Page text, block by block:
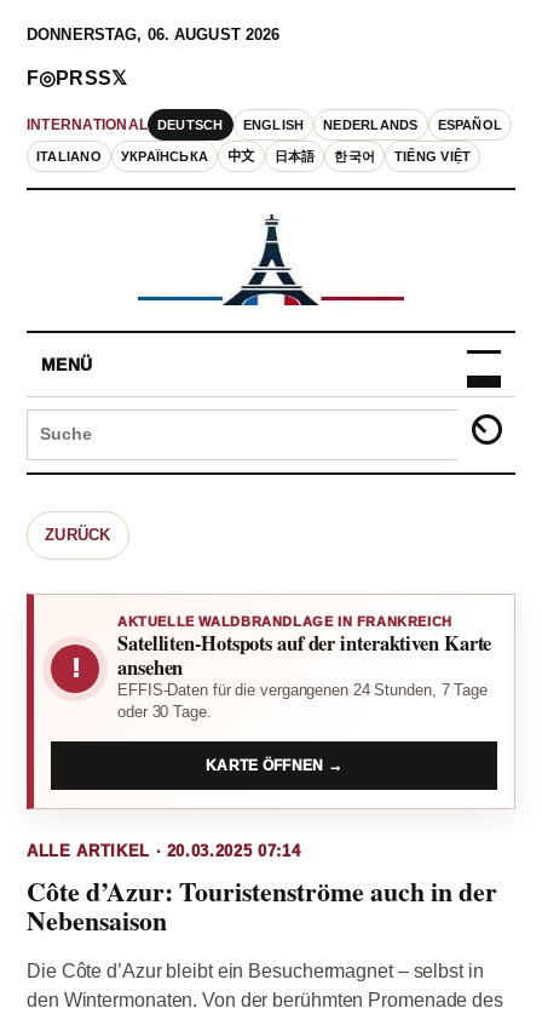
DONNERSTAG, 06. AUGUST 2026
INTERNATIONAL DEUTSCH ENGLISH NEDERLANDS ESPAÑOL
ITALIANO УКРАЇНСЬКА 中文 日本語 한국어 TIẾNG VIỆT
F◎PRSS𝕏
MENÜ
ZURÜCK
!
AKTUELLE WALDBRANDLAGE IN FRANKREICH
Satelliten-Hotspots auf der interaktiven Karte
ansehen
EFFIS-Daten für die vergangenen 24 Stunden, 7 Tage
oder 30 Tage.
KARTE ÖFFNEN →
ALLE ARTIKEL · 20.03.2025 07:14
Côte d’Azur: Touristenströme auch in der
Nebensaison
Die Côte d’Azur bleibt ein Besuchermagnet – selbst in
den Wintermonaten. Von der berühmten Promenade des